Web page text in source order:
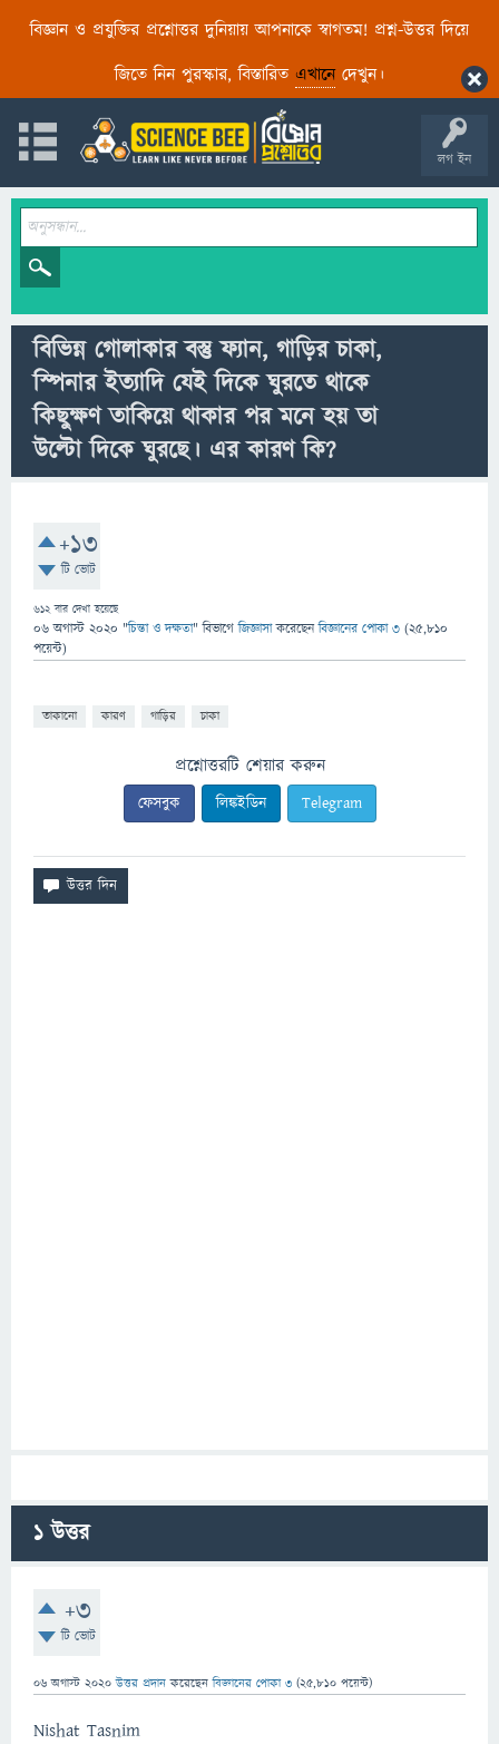
বিজ্ঞান ও প্রযুক্তির প্রশ্নোত্তর দুনিয়ায় আপনাকে স্বাগতম! প্রশ্ন-উত্তর দিয়ে
জিতে নিন পুরস্কার, বিস্তারিত এখানেদেখুন।
লগ ইন
বিভিন্ন গোলাকার বস্তু ফ্যান, গাড়ির চাকা,
স্পিনার ইত্যাদি যেই দিকে ঘুরতে থাকে
কিছুক্ষণ তাকিয়ে থাকার পর মনে হয় তা
উল্টো দিকে ঘুরছে। এর কারণ কি?
+13
টি ভোট
612বার দেখা হয়েছে
06 অগাস্ট 2020 "চিন্তা ও দক্ষতা" বিভাগে জিজ্ঞাসাকরেছেনবিজ্ঞানের পোকা ৩ (25,810
পয়েন্ট)
তাকানো কারণ গাড়ির চাকা
প্রশ্নোত্তরটি শেয়ার করুন
ফেসবুক লিঙ্কইডিন Telegram
1উত্তর
+3
টি ভোট
06 অগাস্ট 2020 উত্তর প্রদান করেছেনবিজ্ঞানের পোকা ৩ (25,810 পয়েন্ট)
Nishat Tasnim